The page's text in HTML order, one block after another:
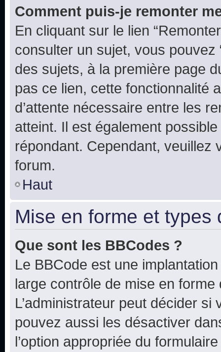
Comment puis-je remonter
En cliquant sur le lien
consulter un sujet, vous pouvez
des sujets, à la première page
pas ce lien, cette fonctionnalité
d’attente nécessaire entre les
atteint. Il est également
répondant. Cependant,
forum.
Haut
Mise en forme et types
Que sont les BBCodes ?
Le BBCode est une
large contrôle de mise en forme
L’administrateur peut décider
pouvez aussi les désactiver
l’option appropriée du